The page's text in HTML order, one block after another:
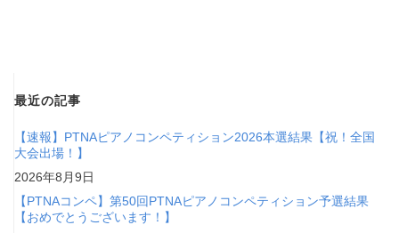
最近の記事
【速報】PTNAピアノコンペティション2026本選結果【祝！全国
大会出場！】
2026年8月9日
【PTNAコンペ】第50回PTNAピアノコンペティション予選結果
【おめでとうございます！】